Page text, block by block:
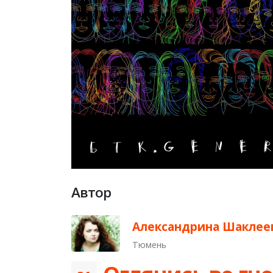
Автор
Александрина
Тюмень